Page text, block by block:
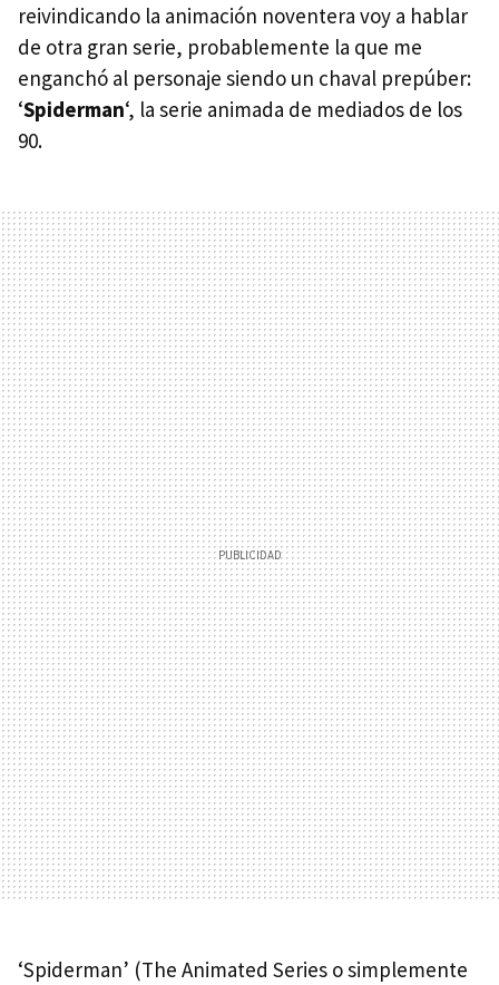
reivindicando la animación noventera voy a hablar
de otra gran serie, probablemente la que me
enganchó al personaje siendo un chaval prepúber:
‘Spiderman‘, la serie animada de mediados de los
90.
‘Spiderman’ (The Animated Series o simplemente